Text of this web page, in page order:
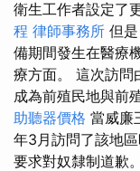
衛生工作者設定了
程 律師事務所 但
備期間發生在醫療
療方面。 這次訪問
成為前殖民地與前
助聽器價格 當威廉
年3月訪問了該地
要求對奴隸制道歉。